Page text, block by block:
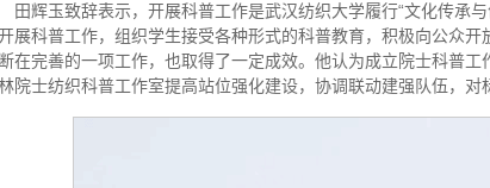
田辉玉致辞表示，开展科普工作是武汉纺织大学履行“文化传承
展科普工作，组织学生接受各种形式的科普教育，积极向公众
在完善的一项工作，也取得了一定成效。他认为成立院士科普
院士纺织科普工作室提高站位强化建设，协调联动建强队伍，对